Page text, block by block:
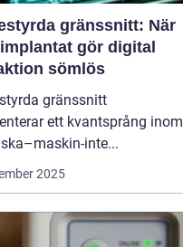
gränssnitt: När
gör digital
sömlös
gränssnitt
ett kvantsprång inom
inte...
2025